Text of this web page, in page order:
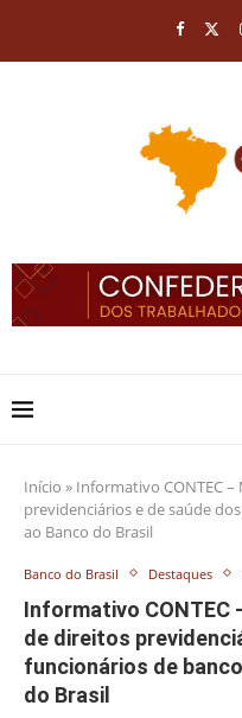
Início » Informativo CONTEC
previdenciários e de saúde
ao Banco do Brasil
Banco do Brasil Destaques
Informativo CONTEC
de direitos
funcionários de
do Brasil